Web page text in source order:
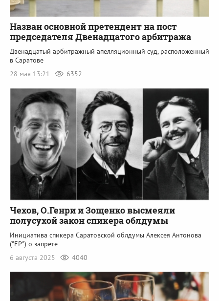
Назван основной претендент на пост
председателя Двенадцатого арбитража
Двенадцатый арбитражный апелляционный суд, расположенный
в Саратове
28 мая 13:21
6352
Чехов, О.Генри и Зощенко высмеяли
полусухой закон спикера облдумы
Инициатива спикера Саратовской облдумы Алексея Антонова
("ЕР") о запрете
6 августа 2025
4040